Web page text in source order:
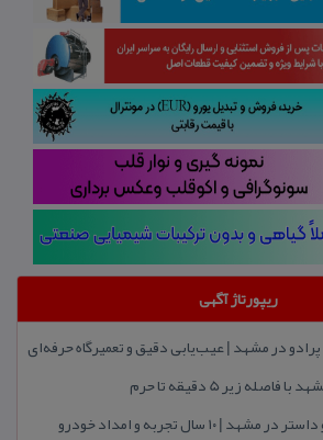
ریپورتاژ آگهی
در مشهد | عیب‌یابی دقیق و تعمیرگاه حرفه‌ای
زیر 5 دقیقه تا حرم
سال تجربه و امداد خودرو